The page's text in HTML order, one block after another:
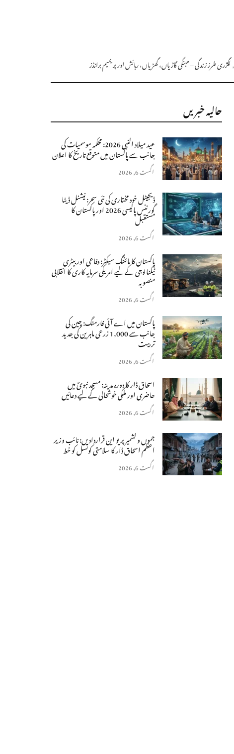
,لگژری طرز زندگی – مہنگی گاڑیاں، گھڑیاں، رہائش اور پریمیم برانڈز
حالیہ خبریں
عید میلاد النبی 2026: محکمہ موسمیات کی
جانب سے پاکستان میں متوقع تاریخ کا اعلان
اگست 6, 2026
ڈیجیٹل خود مختاری کی نئی سحر: نیشنل ڈیٹا
گورننس پالیسی 2026 اور پاکستان کا
مستقبل
اگست 6, 2026
پاکستان کا مائننگ سیکٹر: دفاعی اور بیٹری
ٹیکنالوجی کے لیے امریکی سرمایہ کاری کا انقلابی
منصوبہ
اگست 6, 2026
پاکستان میں اے آئی فارمنگ: چین کی
جانب سے 1,000 زرعی ماہرین کی جدید
تربیت
اگست 6, 2026
اسحاق ڈار کا دورہ مدینہ: مسجد نبویؐ میں
حاضری اور ملکی خوشحالی کے لیے دعائیں
اگست 6, 2026
جموں و کشمیر پر یو این قراردادیں: نائب وزیر
اعظم اسحاق ڈار کا سلامتی کونسل کو خط
اگست 6, 2026